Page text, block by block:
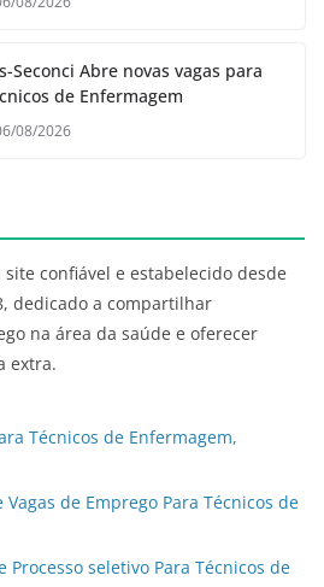
Seconci Abre novas vagas para
de Enfermagem
08/2026
site confiável e estabelecido desde
dedicado a compartilhar
na área da saúde e oferecer
extra.
Técnicos de Enfermagem,
de Emprego Para Técnicos de
Processo seletivo Para Técnicos de